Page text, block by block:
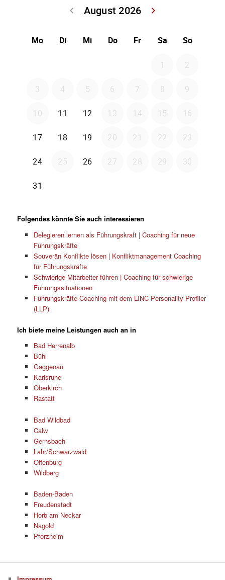
Folgendes könnte Sie auch interessieren
Delegieren lernen als Führungskraft | Coaching für neue
Führungskräfte
Souverän Konflikte lösen | Konfliktmanagement Coaching
für Führungskräfte
Schwierige Mitarbeiter führen | Coaching für schwierige
Führungssituationen
Führungskräfte-Coaching mit dem LINC Personality Profiler
(LLP)
Ich biete meine Leistungen auch an in
Bad Herrenalb
Bühl
Gaggenau
Karlsruhe
Oberkirch
Rastatt
Bad Wildbad
Calw
Gernsbach
Lahr/Schwarzwald
Offenburg
Wildberg
Baden-Baden
Freudenstadt
Horb am Neckar
Nagold
Pforzheim